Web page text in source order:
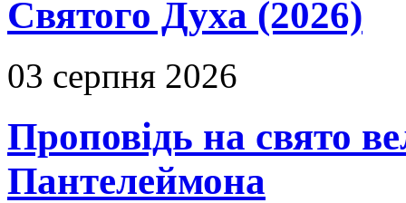
Святого Духа (2026)
03 серпня 2026
Проповідь на свято
Пантелеймона